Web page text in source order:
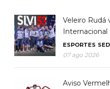
Veleiro Rudá
Internacional
ESPORTES
07 ago 2026
Aviso